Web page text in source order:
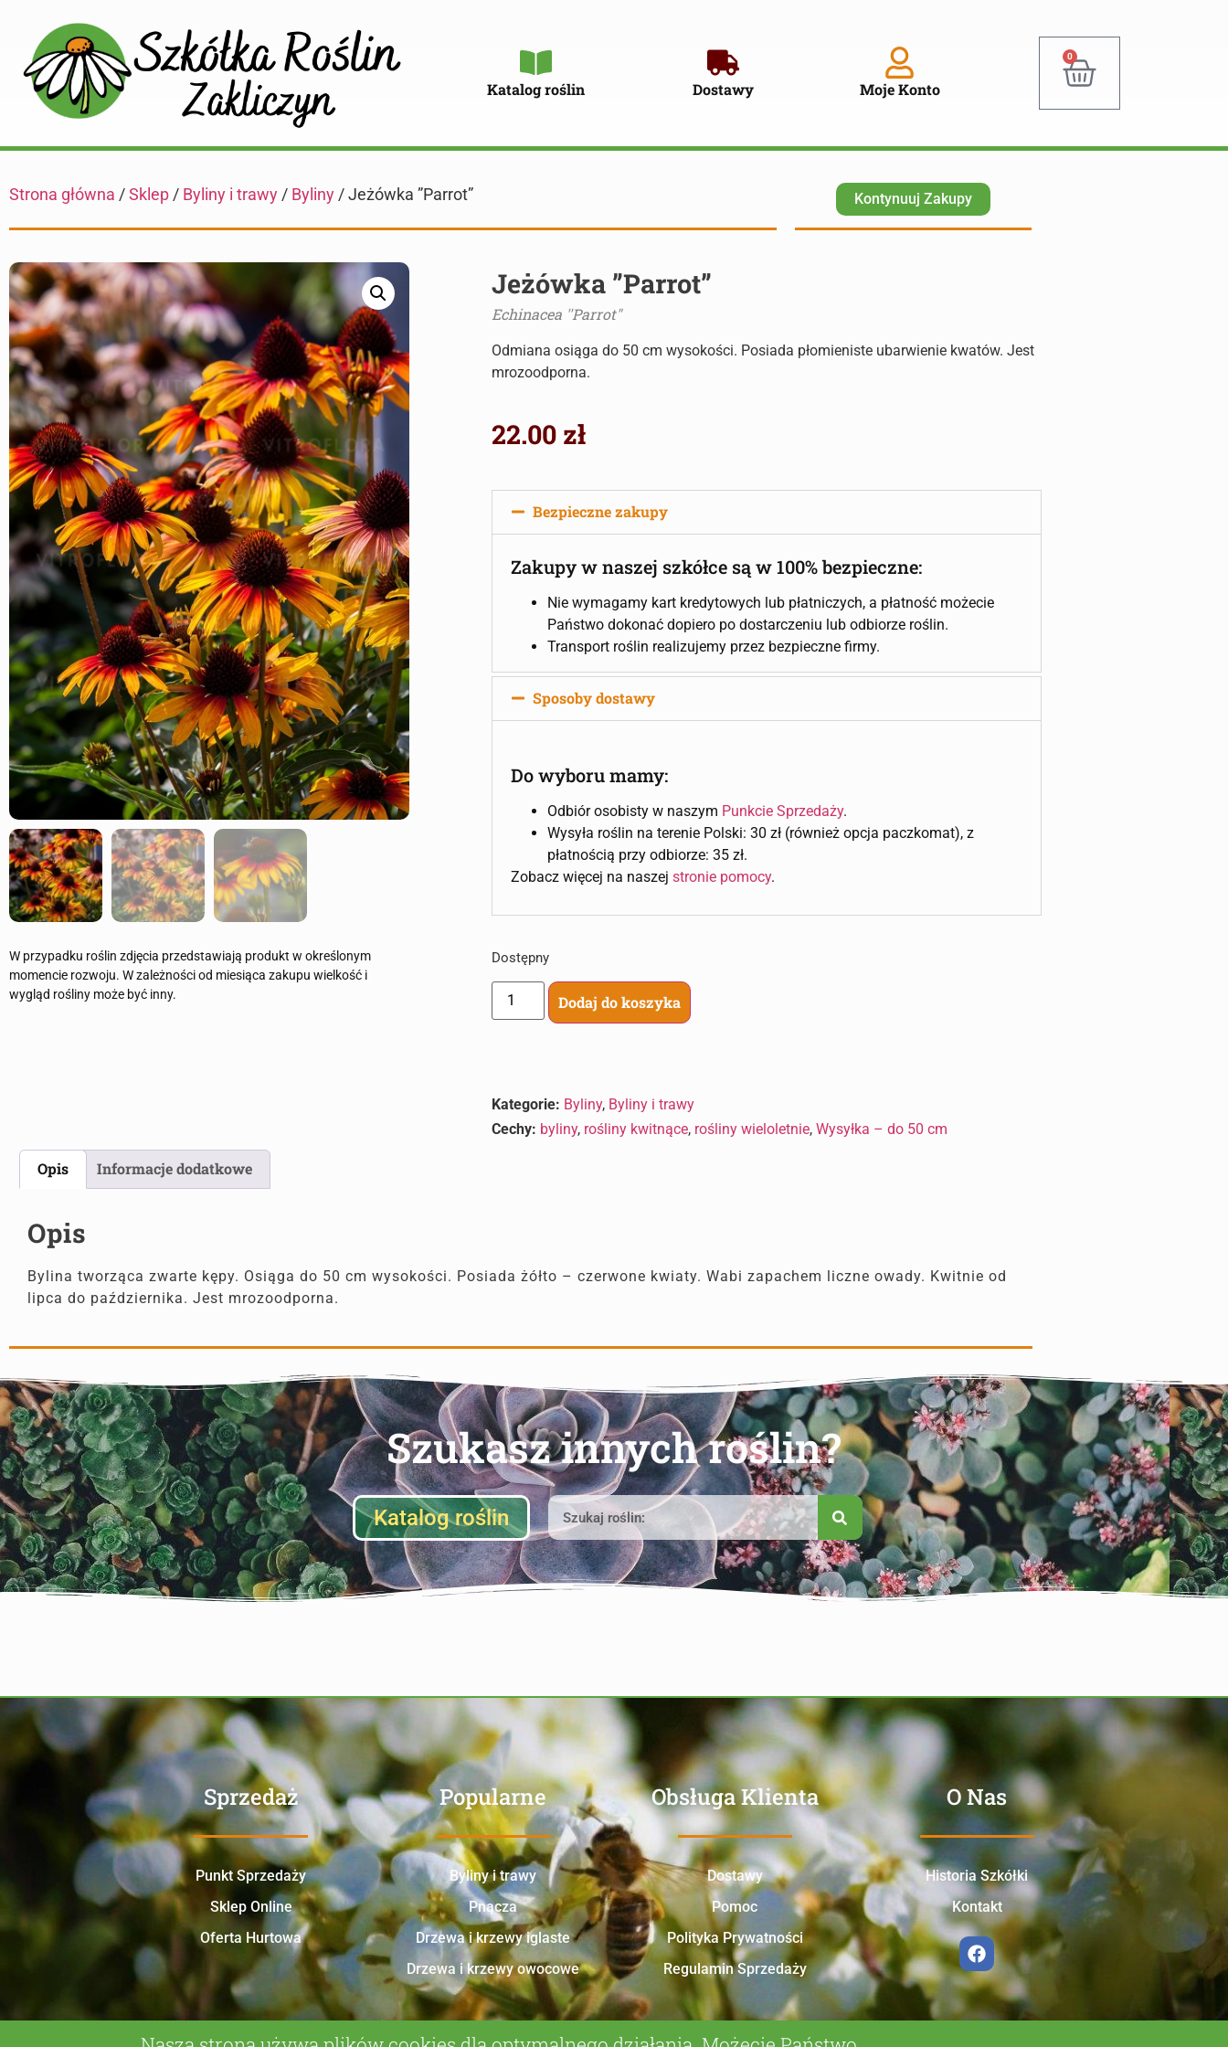
Katalog roślin Dostawy Moje Konto
0
Strona główna / Sklep / Byliny i trawy / Byliny / Jeżówka ”Parrot” Kontynuuj Zakupy
W przypadku roślin zdjęcia przedstawiają produkt w określonym
momencie rozwoju. W zależności od miesiąca zakupu wielkość i
wygląd rośliny może być inny.
Jeżówka ”Parrot”
Echinacea ''Parrot"
Odmiana osiąga do 50 cm wysokości. Posiada płomieniste ubarwienie kwatów. Jest
mrozoodporna.
22.00 zł
Bezpieczne zakupy
Zakupy w naszej szkółce są w 100% bezpieczne:
Nie wymagamy kart kredytowych lub płatniczych, a płatność możecie
Państwo dokonać dopiero po dostarczeniu lub odbiorze roślin.
Transport roślin realizujemy przez bezpieczne firmy.
Sposoby dostawy
Do wyboru mamy:
Odbiór osobisty w naszym Punkcie Sprzedaży.
Wysyła roślin na terenie Polski: 30 zł (również opcja paczkomat), z
płatnością przy odbiorze: 35 zł.
Zobacz więcej na naszejstronie pomocy.
Dostępny
Dodaj do koszyka
Kategorie: Byliny, Byliny i trawy
Cechy: byliny, rośliny kwitnące, rośliny wieloletnie,Wysyłka – do 50 cm
Opis Informacje dodatkowe
Opis
Bylina tworząca zwarte kępy. Osiąga do 50 cm wysokości. Posiada żółto – czerwone kwiaty. Wabi zapachem liczne owady. Kwitnie od
lipca do października. Jest mrozoodporna.
Szukasz innych roślin?
Katalog roślin
Sprzedaż
Punkt Sprzedaży
Sklep Online
Oferta Hurtowa
Popularne
Byliny i trawy
Pnącza
Drzewa i krzewy iglaste
Drzewa i krzewy owocowe
Obsługa Klienta
Dostawy
Pomoc
Polityka Prywatności
Regulamin Sprzedaży
O Nas
Historia Szkółki
Kontakt